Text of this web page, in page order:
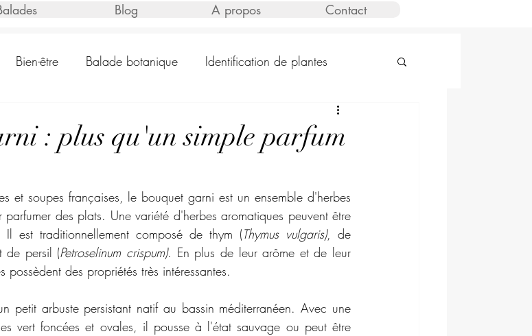
Blog A propos Contact
Bien-être Balade botanique Identification de plantes
: plus qu'un simple parfum
et soupes françaises, le bouquet garni est un ensemble d'herbes
des plats. Une variété d'herbes aromatiques peuvent être
est traditionnellement composé de thym (Thymus vulgaris), de
de persil (Petroselinum crispum). En plus de leur arôme et de leur
des propriétés très intéressantes.
petit arbuste persistant natif au bassin méditerranéen. Avec une
vert foncées et ovales, il pousse à l'état sauvage ou peut être